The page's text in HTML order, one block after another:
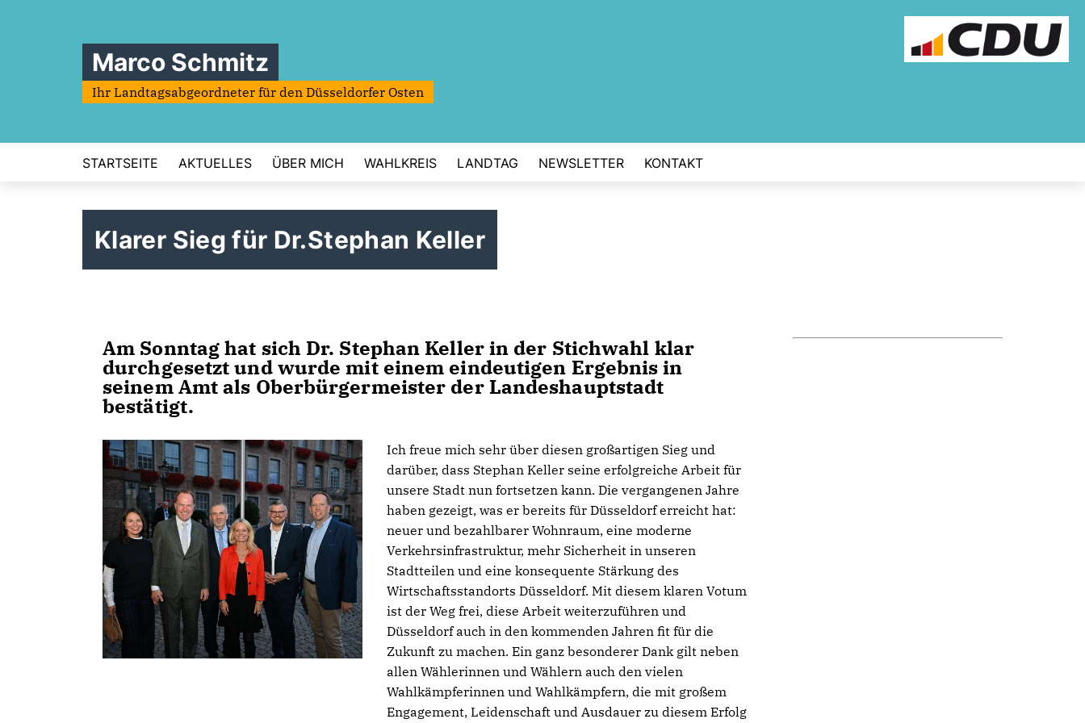
Marco Schmitz
Ihr Landtagsabgeordneter für den Düsseldorfer Osten
STARTSEITE AKTUELLES ÜBER MICH WAHLKREIS LANDTAG NEWSLETTER KONTAKT
Klarer Sieg für Dr.Stephan Keller
Am Sonntag hat sich Dr. Stephan Keller in der Stichwahl klar
durchgesetzt und wurde mit einem eindeutigen Ergebnis in
seinem Amt als Oberbürgermeister der Landeshauptstadt
bestätigt.
Ich freue mich sehr über diesen großartigen Sieg und
darüber, dass Stephan Keller seine erfolgreiche Arbeit für
unsere Stadt nun fortsetzen kann. Die vergangenen Jahre
haben gezeigt, was er bereits für Düsseldorf erreicht hat:
neuer und bezahlbarer Wohnraum, eine moderne
Verkehrsinfrastruktur, mehr Sicherheit in unseren
Stadtteilen und eine konsequente Stärkung des
Wirtschaftsstandorts Düsseldorf. Mit diesem klaren Votum
ist der Weg frei, diese Arbeit weiterzuführen und
Düsseldorf auch in den kommenden Jahren fit für die
Zukunft zu machen. Ein ganz besonderer Dank gilt neben
allen Wählerinnen und Wählern auch den vielen
Wahlkämpferinnen und Wahlkämpfern, die mit großem
Engagement, Leidenschaft und Ausdauer zu diesem Erfolg